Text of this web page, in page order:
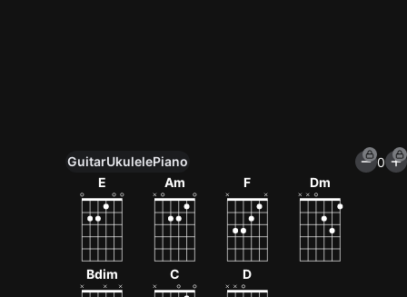
Unlock All Tools
100+ tunings, chord games & metronome
Get now
GuitarUkulelePiano
0
E
Am F Dm
Bdim C D